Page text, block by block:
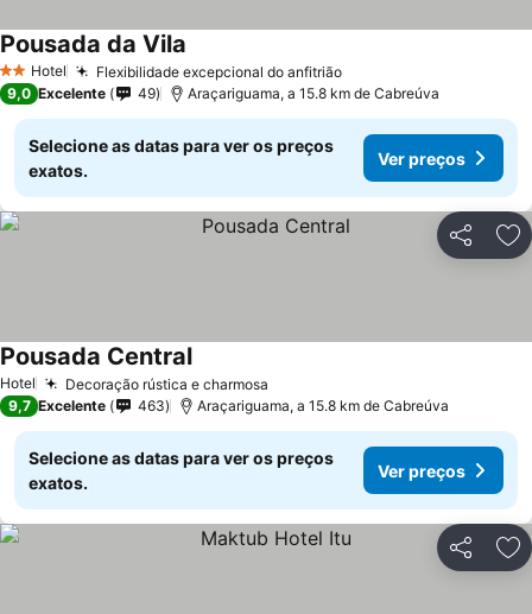
2 Estrelas
Hotel Flexibilidade excepcional do anfitrião
Pousada da Vila
9,0 Excelente 49 Araçariguama, a 15.8 km de Cabreúva
Selecione as datas para ver os preços
exatos.
Ver preços
Partilhar
Hotel Decoração rústica e charmosa
Pousada Central
9,7 Excelente 463 Araçariguama, a 15.8 km de Cabreúva
Selecione as datas para ver os preços
exatos.
Ver preços
Partilhar